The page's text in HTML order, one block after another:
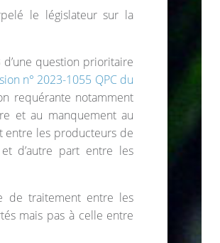
le législateur sur la
question prioritaire
n° 2023-1055 QPC du
requérante notamment
et au manquement au
entre les producteurs de
d’autre part entre les
de traitement entre les
mais pas à celle entre